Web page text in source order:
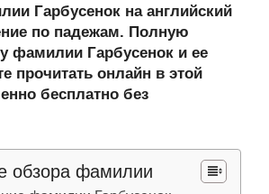
Гарбусенок на английский
по падежам. Полную
фамилии Гарбусенок и ее
прочитать онлайн в этой
бесплатно без
обзора фамилии